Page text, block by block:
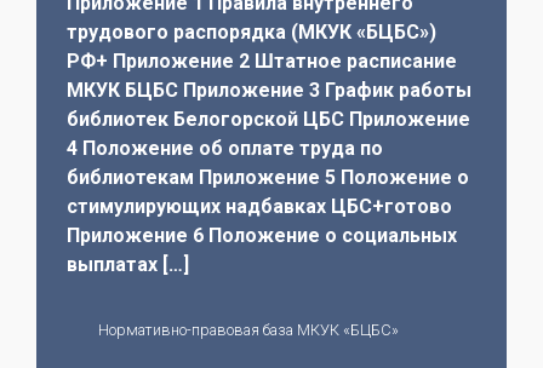
трудового распорядка (МКУК «БЦБС»)
РФ+ Приложение 2 Штатное расписание
МКУК БЦБС Приложение 3 График работы
библиотек Белогорской ЦБС Приложение
4 Положение об оплате труда по
библиотекам Приложение 5 Положение о
стимулирующих надбавках ЦБС+готово
Приложение 6 Положение о социальных
выплатах […]
Нормативно-правовая база МКУК «БЦБС»